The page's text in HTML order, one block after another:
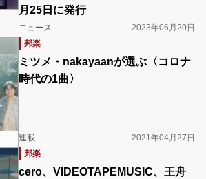
月25日に発行
ニュース
2023年06月20日
邦楽
ミツメ・nakayaanが選ぶ〈コロナ
時代の1曲〉
連載
2021年04月27日
邦楽
cero、VIDEOTAPEMUSIC、王舟